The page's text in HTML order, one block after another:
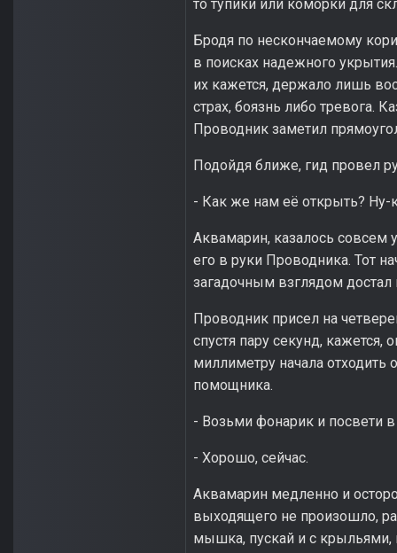
то тупики или коморки для
Бродя по нескончаемому
в поисках надежного
их кажется, держало лишь
страх, боязнь либо тревога.
Проводник заметил
Подойдя ближе, гид провел
- Как же нам её открыть? Ну-
Аквамарин, казалось
его в руки Проводника. Тот
загадочным взглядом
Проводник присел на
спустя пару секунд,
миллиметру начала отходить
помощника.
- Возьми фонарик и посвети
- Хорошо, сейчас.
Аквамарин медленно и
выходящего не произошло,
мышка, пускай и с крыльями,